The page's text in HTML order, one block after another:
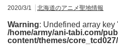
2020/3/1
北海道のアニメ聖地情報
Warning: Undefined array
/home/army/ani-tabi.com/
content/themes/